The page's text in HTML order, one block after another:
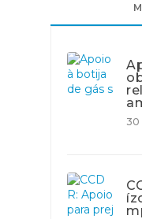
30